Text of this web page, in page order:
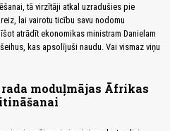
tā virzītāji atkal uzradušies pie
lai vairotu ticību savu nodomu
atrādīt ekonomikas ministram Danielam
kas apsolījuši naudu. Vai vismaz viņu
moduļmājas Āfrikas